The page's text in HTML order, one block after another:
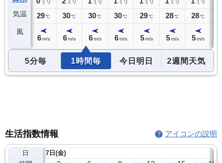
気温
風
ミリ
28℃
ミリ
29℃
6 m/s
ミリ
30℃
6 m/s
ミリ
30℃
6 m/s
ミリ
30℃
6 m/s
ミリ
29℃
5 m/s
ミリ
28℃
5 m/s
ミリ
28℃
5 m/s
5分毎 1時間毎 今日明日 2週間天気
生活指数情報 アイコンの説明
日
7日(金)